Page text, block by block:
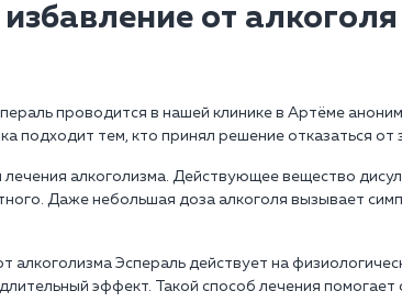
от
проводится в нашей клинике в Артёме
подходит тем, кто принял решение отказаться от
лечения алкоголизма. Действующее вещество
Даже небольшая доза алкоголя вызывает
алкоголизма Эспераль действует на
эффект. Такой способ лечения